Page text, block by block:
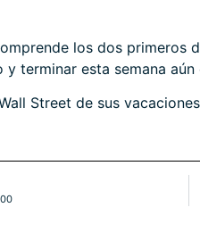
los dos
terminar esta semana
Street de sus